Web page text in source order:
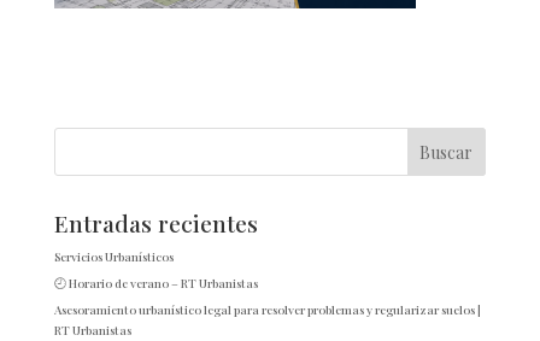
Entradas recientes
Servicios Urbanísticos
🕘 Horario de verano – RT Urbanistas
Asesoramiento urbanístico legal para resolver problemas y regularizar suelos |
RT Urbanistas